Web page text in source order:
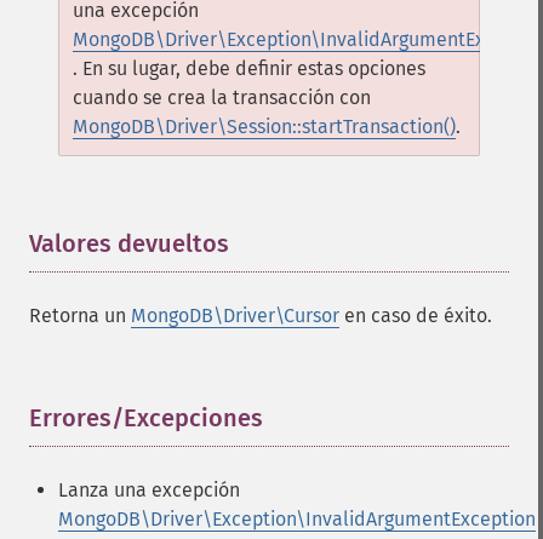
una excepción
. En su lugar, debe definir estas opciones
cuando se crea la transacción con
MongoDB\Driver\Session::startTransaction().
Valores devueltos
Retorna un MongoDB\Driver\Cursor en caso de éxito.
Errores/Excepciones
Lanza una excepción
MongoDB\Driver\Exception\InvalidArgumentException